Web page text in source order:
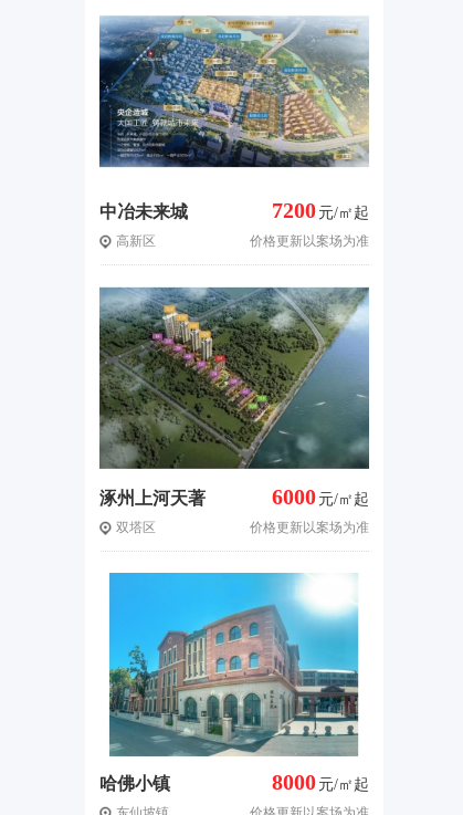
中冶未来城 元/㎡起
7200
高新区 价格更新以案场为准
涿州上河天著 元/㎡起
6000
双塔区 价格更新以案场为准
哈佛小镇 元/㎡起
8000